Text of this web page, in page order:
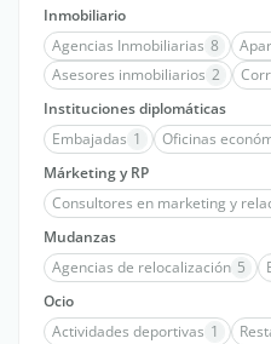
Inmobiliario
Agencias Inmobiliarias 8
Asesores inmobiliarios 2
Instituciones diplomáticas
Embajadas 1 Oficinas
Márketing y RP
Consultores en marketing y
Mudanzas
Agencias de relocalización 5
Ocio
Actividades deportivas 1